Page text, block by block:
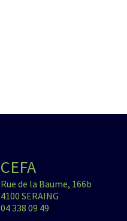
CEFA
Rue de la Baume, 166b
4100 SERAING
04 338 09 49